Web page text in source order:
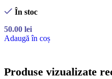
În stoc
50.00 lei
Adaugă în coș
Produse vizualizate